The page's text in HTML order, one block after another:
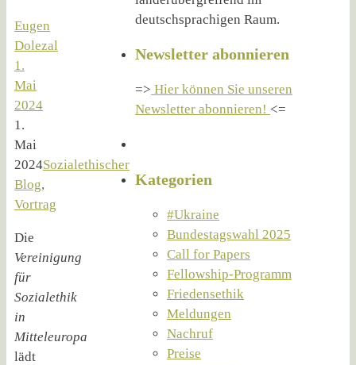
Eugen
Dolezal
1.
Mai
2024
1.
Mai
2024Sozialethischer
Blog,
Vortrag
Die
Vereinigung
für
Sozialethik
in
Mitteleuropa
lädt
deutschsprachigen Raum.
Newsletter abonnieren
=> Hier können Sie unseren
Newsletter abonnieren! <=
Kategorien
#Ukraine
Bundestagswahl 2025
Call for Papers
Fellowship-Programm
Friedensethik
Meldungen
Nachruf
Preise